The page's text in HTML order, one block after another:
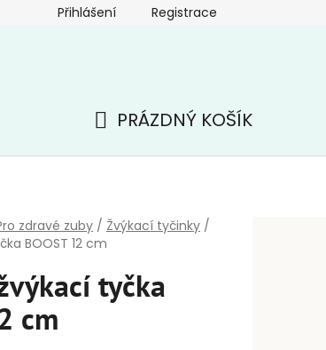
Přihlášení Registrace
PRÁZDNÝ KOŠÍK
zdravé zuby / Žvýkací tyčinky /
BOOST 12 cm
tyčka
cm